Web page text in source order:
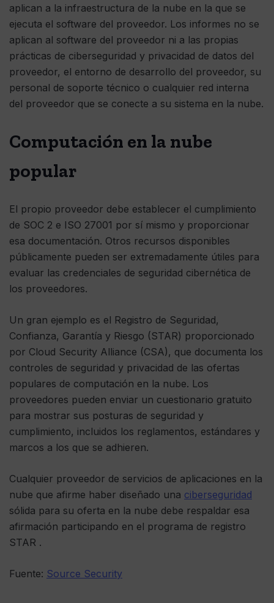
aplican a la infraestructura de la nube en la que se
ejecuta el software del proveedor. Los informes no se
aplican al software del proveedor ni a las propias
prácticas de ciberseguridad y privacidad de datos del
proveedor, el entorno de desarrollo del proveedor, su
personal de soporte técnico o cualquier red interna
del proveedor que se conecte a su sistema en la nube.
Computación en la nube
popular
El propio proveedor debe establecer el cumplimiento
de SOC 2 e ISO 27001 por sí mismo y proporcionar
esa documentación. Otros recursos disponibles
públicamente pueden ser extremadamente útiles para
evaluar las credenciales de seguridad cibernética de
los proveedores.
Un gran ejemplo es el Registro de Seguridad,
Confianza, Garantía y Riesgo (STAR) proporcionado
por Cloud Security Alliance (CSA), que documenta los
controles de seguridad y privacidad de las ofertas
populares de computación en la nube. Los
proveedores pueden enviar un cuestionario gratuito
para mostrar sus posturas de seguridad y
cumplimiento, incluidos los reglamentos, estándares y
marcos a los que se adhieren.
Cualquier proveedor de servicios de aplicaciones en la
nube que afirme haber diseñado una ciberseguridad
sólida para su oferta en la nube debe respaldar esa
afirmación participando en el programa de registro
STAR .
Fuente: Source Security